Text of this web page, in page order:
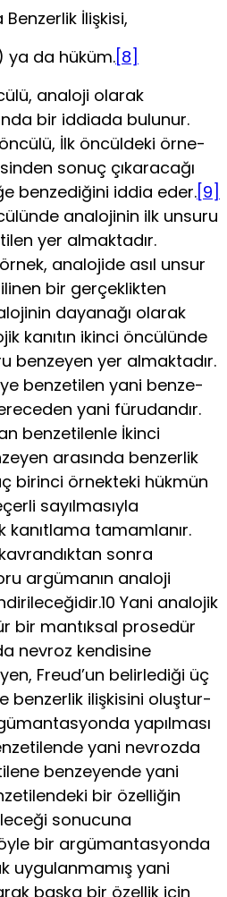
İliş­kisi,
ya da hüküm.[8]
analoji olarak
bir iddiada bulunur.
öncülü, İlk öncüldeki örne­
sonuç çıkaracağı
benzediğini iddia eder.[9]
analojinin ilk unsuru
yer almaktadır.
analojide asıl unsur
bir gerçeklikten
dayanağı olarak
ka­nıtın ikinci öncülünde
benzeyen yer almaktadır.
benzetilen yani benze­
yani fürudandır.
benzetilenle İkinci
arasında benzerlik
birinci örnekteki hükmün
sayılmasıyla
kanıtlama tamamlanır.
sonra
argümanın analoji
Yani analojik
bir mantıksal prosedür
nevroz kendisine
Freud’un belirle­diği üç
benzerlik ilişkisini oluştur­
yapılması
yani nevrozda
benzeyende yani
bir özelli­ğin
sonucuna
bir argümantasyonda
uygulan­mamış yani
başka bir özellik için